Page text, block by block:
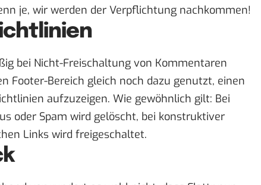
je, wir werden der Verpflichtung nachkommen!
bei Nicht-Freischaltung von Kommentaren
Footer-Bereich gleich noch dazu genutzt, einen
aufzuzeigen. Wie gewöhnlich gilt: Bei
oder Spam wird gelöscht, bei konstruktiver
Links wird freigeschaltet.